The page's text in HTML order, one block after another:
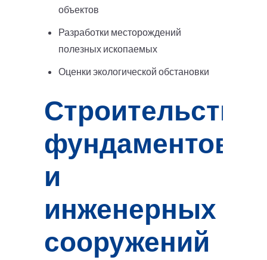
объектов
Разработки месторождений
полезных ископаемых
Оценки экологической обстановки
Строительство
фундаментов
и
инженерных
сооружений